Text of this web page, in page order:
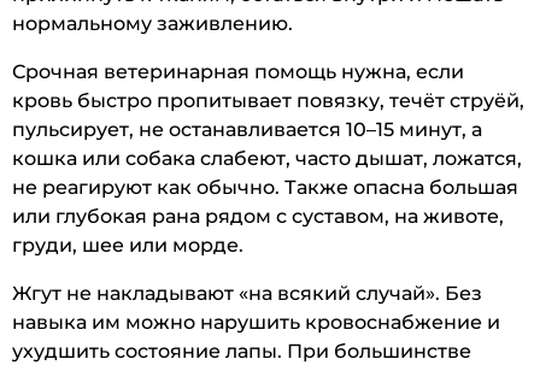
нормальному заживлению.
Срочная ветеринарная помощь нужна, если
кровь быстро пропитывает повязку, течёт струёй,
пульсирует, не останавливается 10–15 минут, а
кошка или собака слабеют, часто дышат, ложатся,
не реагируют как обычно. Также опасна большая
или глубокая рана рядом с суставом, на животе,
груди, шее или морде.
Жгут не накладывают «на всякий случай». Без
навыка им можно нарушить кровоснабжение и
ухудшить состояние лапы. При большинстве